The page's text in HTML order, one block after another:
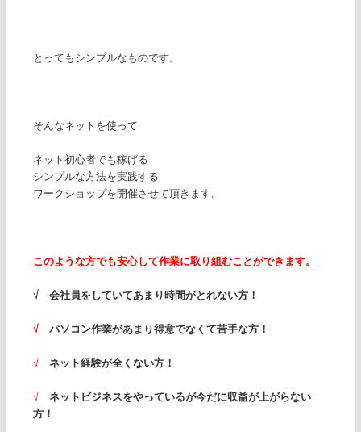
とってもシンプルなものです。
そんなネットを使って
ネット初心者でも稼げる
シンプルな方法を実践する
ワークショップを開催させて頂きます。
このような方でも安心して作業に取り組むことができます。
√ 会社員をしていてあまり時間がとれない方！
√ パソコン作業があまり得意でなくて苦手な方！
√ ネット経験が全くない方！
√
ネットビジネスをやっているが今だに収益が上がらない
方！